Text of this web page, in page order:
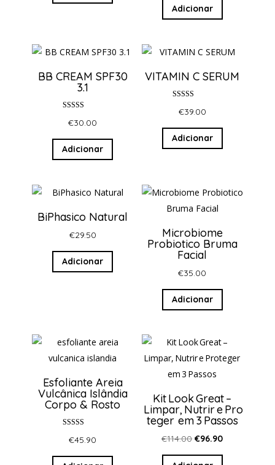
Adicionar
BB CREAM SPF30
3.1
5.00
€30.00
Adicionar
VITAMIN C SERUM
5.00
€39.00
Adicionar
BiPhasico Natural
€29.50
Adicionar
Microbiome
Probiotico Bruma
Facial
€35.00
Adicionar
Esfoliante Areia
Vulcânica Islândia
Corpo & Rosto
5.00
€45.90
Kit Look Great –
Limpar, Nutrir e Pro
teger em 3 Passos
€114.00O
preço
€96.90O
preço